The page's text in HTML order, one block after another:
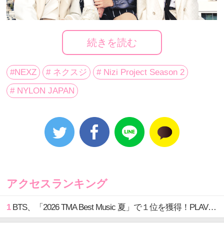
JYPとソニーミュージックによる日韓合同オーディシ
ョン･プロジェクト「Nizi Project Season 2」から誕生
したグローバル･ボーイズグループ “
NEXZ(読み：ネク
5月20日、世界中が切望する “グローバルデビュー” を
果たして早々、韓国・ハント[HANTEO]チャートでは、
続きを読む
#NEXZ # ネクスジ
# Nizi Project Season 2
# NYLON JAPAN
アクセスランキング
1BTS、「2026 TMA Best Music 夏」で１位を獲得！PLAVE、EVANがTOP3入り